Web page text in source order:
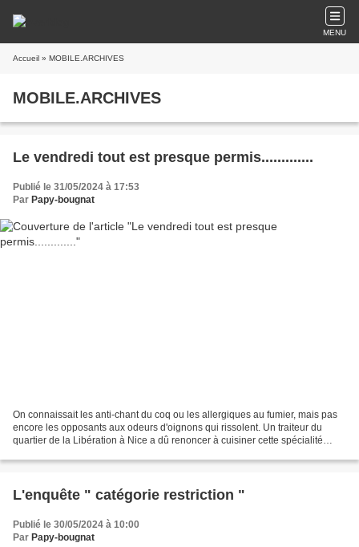
MENU
Accueil » MOBILE.ARCHIVES
MOBILE.ARCHIVES
Le vendredi tout est presque permis.............
Publié le 31/05/2024 à 17:53
Par Papy-bougnat
On connaissait les anti-chant du coq ou les allergiques au fumier, mais pas
encore les opposants aux odeurs d'oignons qui rissolent. Un traiteur du
quartier de la Libération à Nice a dû renoncer à cuisiner cette spécialité
L'enquête " catégorie restriction "
Publié le 30/05/2024 à 10:00
Par Papy-bougnat